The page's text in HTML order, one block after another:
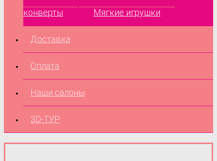
конверты Мягкие игрушки
Доставка
Оплата
Наши салоны
3D-ТУР